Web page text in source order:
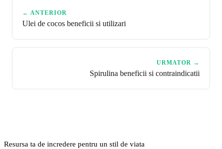
← ANTERIOR
Ulei de cocos beneficii si utilizari
URMATOR →
Spirulina beneficii si contraindicatii
Resursa ta de incredere pentru un stil de viata